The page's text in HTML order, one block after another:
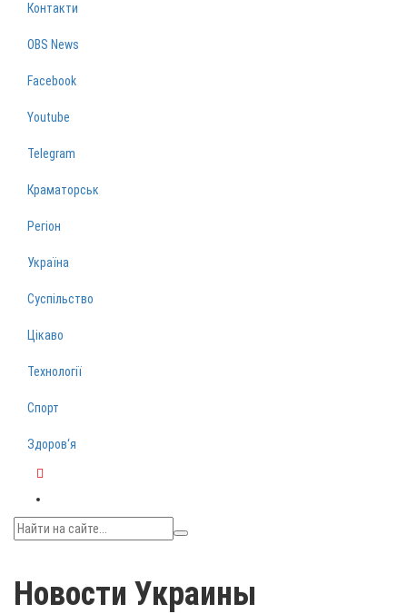
Контакти
OBS News
Facebook
Youtube
Telegram
Краматорськ
Регіон
Україна
Суспільство
Цікаво
Технології
Спорт
Здоров‘я
Новости Украины